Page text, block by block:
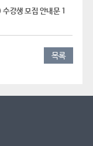
강생 모집 안내문 1
목록